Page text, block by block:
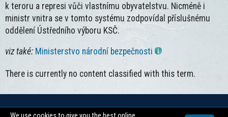
k teroru a represi vůči vlastnímu obyvatelstvu. Nicméně i
ministr vnitra se v tomto systému zodpovídal příslušnému
oddělení Ústředního výboru KSČ.
viz také: Ministerstvo národní bezpečnosti
There is currently no content classified with this term.
Copyright © 2026 -Centrum pro dokumentaci totalitních režimů